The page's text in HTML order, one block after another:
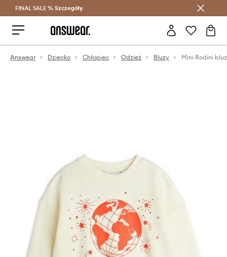
Oszczędzaj z Answear Club >
FINAL SALE % Szczegóły
Answear Dziecko Chłopiec Odzież Bluzy